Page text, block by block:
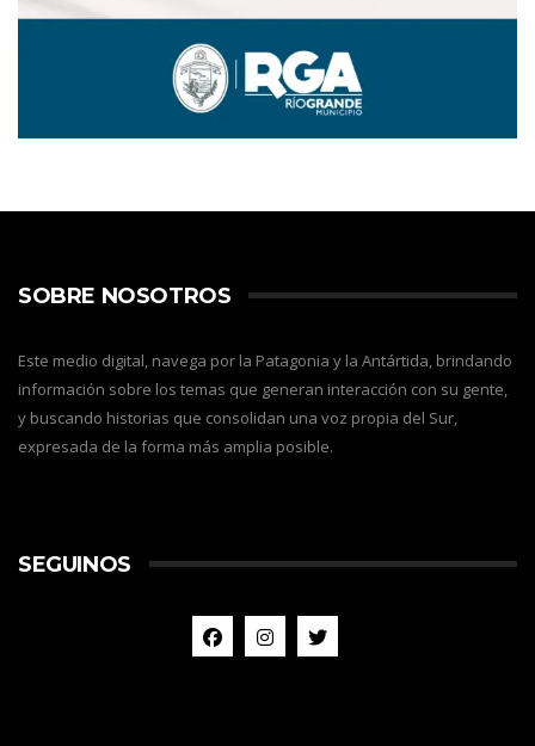
SOBRE NOSOTROS
Este medio digital, navega por la Patagonia y la Antártida, brindando
información sobre los temas que generan interacción con su gente,
y buscando historias que consolidan una voz propia del Sur,
expresada de la forma más amplia posible.
SEGUINOS